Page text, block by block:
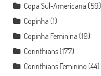
Copa Sul-Americana (59)
Copinha (1)
Copinha Feminina (19)
Corinthians(177)
Corinthians Feminino (44)